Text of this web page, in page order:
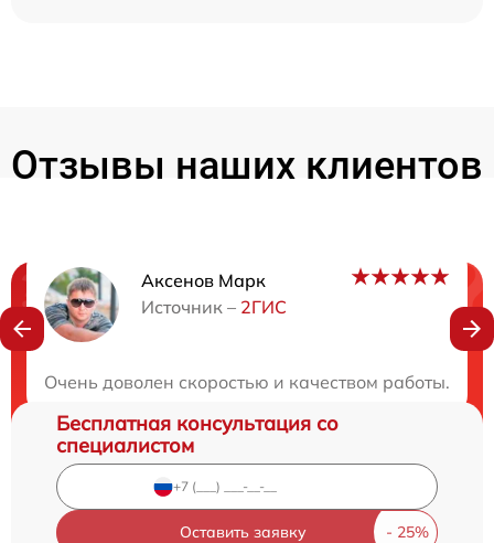
Отзывы наших клиентов
Аксенов Марк
Источник – 2ГИС
Очень доволен скоростью и качеством работы. В
Нужна консультация?
Бесплатная консультация со
специалистом
Оставить заявку